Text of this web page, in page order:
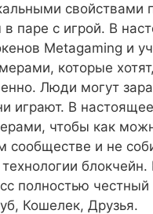
паре с игрой. В
Metagaming и
которые
Люди могут
играют. В
чтобы как
сообществе и не
блокчейн.
полностью
Кошелек, Друзья.